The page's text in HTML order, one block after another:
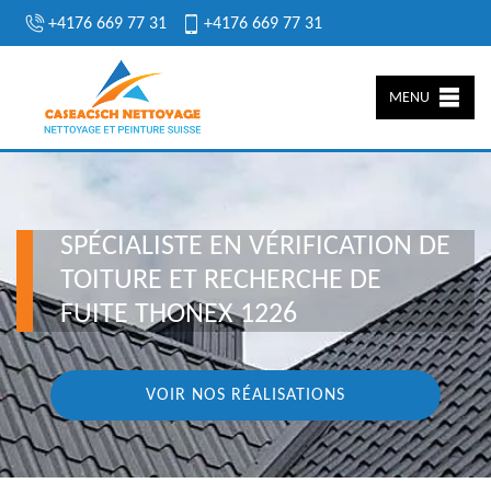
+4176 669 77 31 +4176 669 77 31
MENU
SPÉCIALISTE EN VÉRIFICATION DE
TOITURE ET RECHERCHE DE
FUITE THONEX 1226
VOIR NOS RÉALISATIONS